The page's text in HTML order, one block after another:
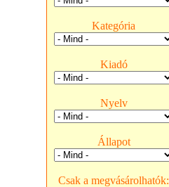
Kategória
Kiadó
Nyelv
Állapot
Csak a megvásárolhatók: